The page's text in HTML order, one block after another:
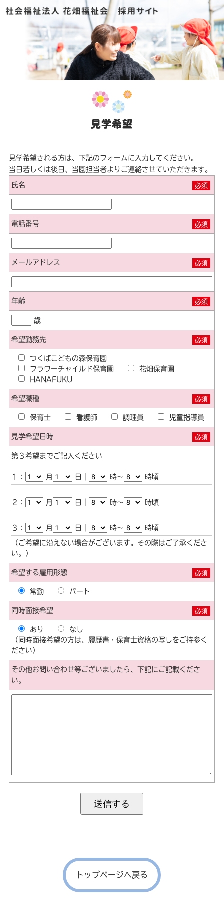
見学希望
見学希望される方は、下記のフォームに入力してください。
当日若しくは後日、当園担当者よりご連絡させていただきます。
氏名 必須
電話番号 必須
メールアドレス 必須
年齢 必須
歳
希望勤務先 必須
つくばこどもの森保育園
フラワーチャイルド保育園
花畑保育園
HANAFUKU
希望職種 必須
保育士 看護師 調理員 児童指導員
見学希望日時 必須
第３希望までご記入ください
１： 月 日｜ 時～ 時頃
２： 月 日｜ 時～ 時頃
３： 月 日｜ 時～ 時頃
（ご希望に沿えない場合がございます。その際はご了承くださ
い。）
希望する雇用形態 必須
常勤 パート
同時面接希望 必須
あり
なし
（同時面接希望の方は、履歴書・保育士資格の写しをご持参く
ださい）
その他お問い合わせ等ございましたら、下記にご記載くださ
い。
トップページへ戻る